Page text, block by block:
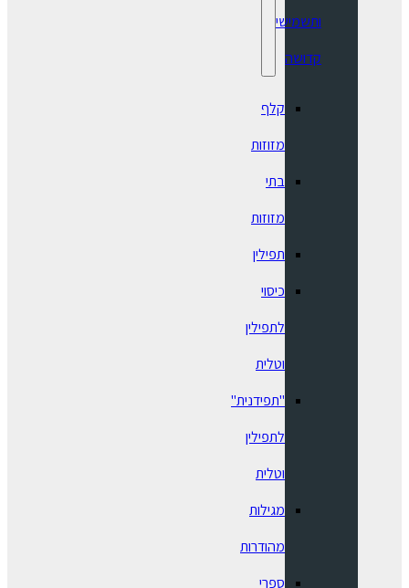
ותשמישי
קדושה
קלף
מזוזות
בתי
מזוזות
תפילין
כיסוי
לתפילין
וטלית
"תפידנית"
לתפילין
וטלית
מגילות
מהודרות
ספרי